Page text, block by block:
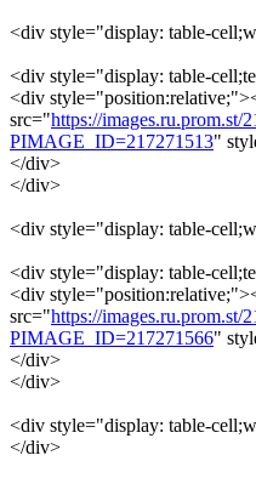
<div style="display: table-
<div style="display: table-
<div
src="https://images.ru.prom.st/
PIMAGE_ID=217271513"
</div>
</div>
<div style="display: table-
<div style="display: table-
<div
src="https://images.ru.prom.st/
PIMAGE_ID=217271566"
</div>
</div>
<div style="display: table-
</div>